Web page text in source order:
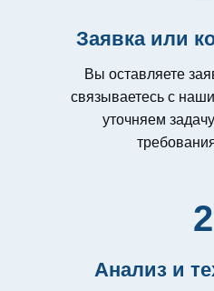
Заявка или
Вы оставляете
связываетесь с
уточняем
Анализ и
2